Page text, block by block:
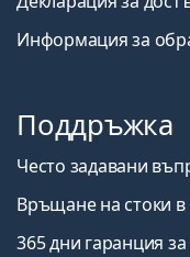
Информация за
Поддръжка
Често задавани
Връщане на стоки
365 дни гаранция